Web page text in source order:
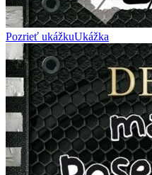
Pozrieť ukážkuUkážka